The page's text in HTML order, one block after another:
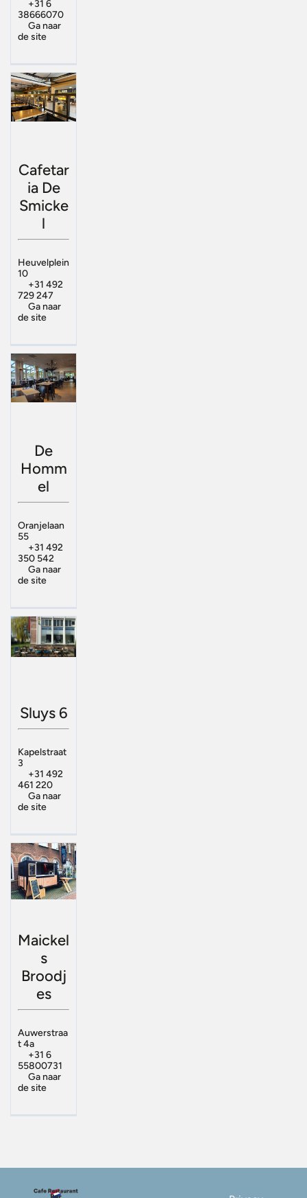
+31 6
38666070
Ga naar
de site
Cafetar
ia De
Smicke
l
Heuvelplein
10
+31 492
729 247
Ga naar
de site
De
Homm
el
Oranjelaan
55
+31 492
350 542
Ga naar
de site
Sluys 6
Kapelstraat
3
+31 492
461 220
Ga naar
de site
Maickel
s
Broodj
es
Auwerstraa
t 4a
+31 6
55800731
Ga naar
de site